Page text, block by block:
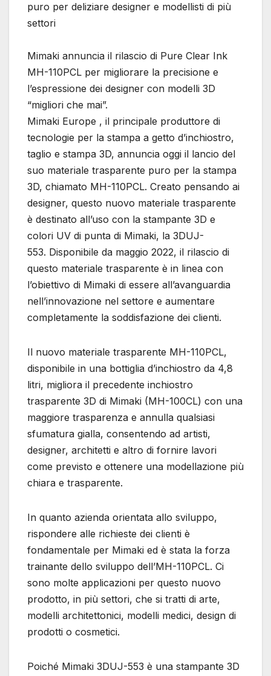
puro per deliziare designer e modellisti di più
settori
Mimaki annuncia il rilascio di Pure Clear Ink
MH-110PCL per migliorare la precisione e
l’espressione dei designer con modelli 3D
“migliori che mai”.
Mimaki Europe , il principale produttore di
tecnologie per la stampa a getto d’inchiostro,
taglio e stampa 3D, annuncia oggi il lancio del
suo materiale trasparente puro per la stampa
3D, chiamato MH-110PCL. Creato pensando ai
designer, questo nuovo materiale trasparente
è destinato all’uso con la stampante 3D e
colori UV di punta di Mimaki, la 3DUJ-
553. Disponibile da maggio 2022, il rilascio di
questo materiale trasparente è in linea con
l’obiettivo di Mimaki di essere all’avanguardia
nell’innovazione nel settore e aumentare
completamente la soddisfazione dei clienti.
Il nuovo materiale trasparente MH-110PCL,
disponibile in una bottiglia d’inchiostro da 4,8
litri, migliora il precedente inchiostro
trasparente 3D di Mimaki (MH-100CL) con una
maggiore trasparenza e annulla qualsiasi
sfumatura gialla, consentendo ad artisti,
designer, architetti e altro di fornire lavori
come previsto e ottenere una modellazione più
chiara e trasparente.
In quanto azienda orientata allo sviluppo,
rispondere alle richieste dei clienti è
fondamentale per Mimaki ed è stata la forza
trainante dello sviluppo dell’MH-110PCL. Ci
sono molte applicazioni per questo nuovo
prodotto, in più settori, che si tratti di arte,
modelli architettonici, modelli medici, design di
prodotti o cosmetici.
Poiché Mimaki 3DUJ-553 è una stampante 3D